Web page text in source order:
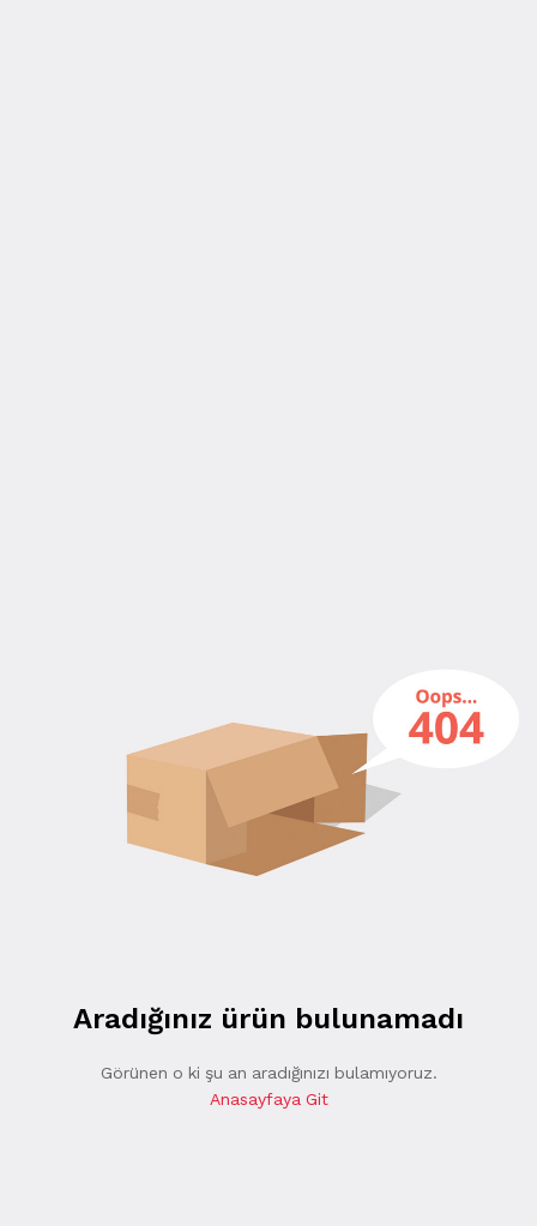
Aradığınız ürün bulunamadı
Görünen o ki şu an aradığınızı bulamıyoruz.
Anasayfaya Git